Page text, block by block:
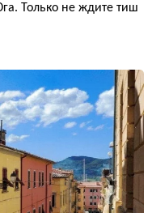
Только не ждите тиш